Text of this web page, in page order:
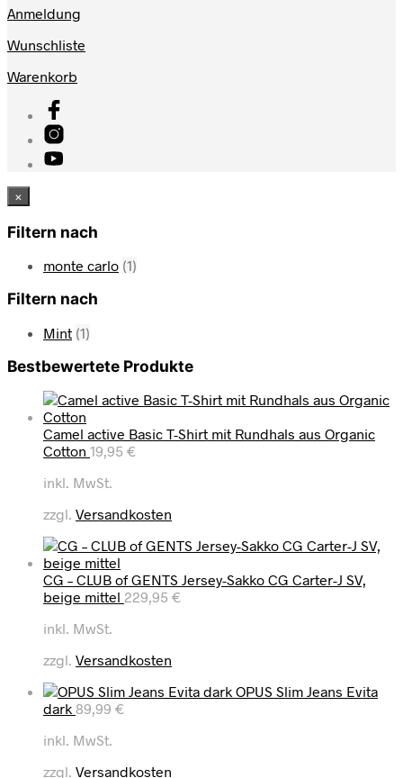
Anmeldung
Wunschliste
Warenkorb
×
Filtern nach
monte carlo (1)
Filtern nach
Mint (1)
Bestbewertete Produkte
Camel active Basic T-Shirt mit Rundhals aus Organic
Cotton 19,95 €
inkl. MwSt.
zzgl. Versandkosten
CG – CLUB of GENTS Jersey-Sakko CG Carter-J SV,
beige mittel 229,95 €
inkl. MwSt.
zzgl. Versandkosten
OPUS Slim Jeans Evita
dark 89,99 €
inkl. MwSt.
zzgl. Versandkosten